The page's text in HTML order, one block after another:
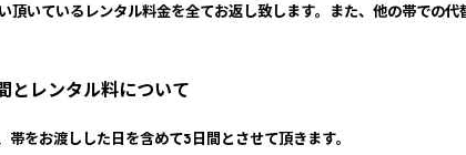
頂いているレンタル料金を全てお返し致します。また、他の帯での代
とレンタル料について
帯をお渡しした日を含めて3日間とさせて頂きます。